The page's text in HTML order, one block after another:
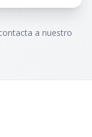
a nuestro